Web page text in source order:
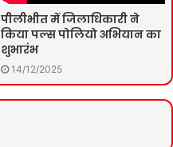
पीलीभीत में जिलाधिकारी ने
किया पल्स पोलियो अभियान का
शुभारंभ
14/12/2025